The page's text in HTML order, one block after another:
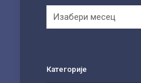
Категорије